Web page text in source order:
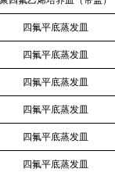
四氟平底蒸发皿
四氟平底蒸发皿
四氟平底蒸发皿
四氟平底蒸发皿
四氟平底蒸发皿
四氟平底蒸发皿